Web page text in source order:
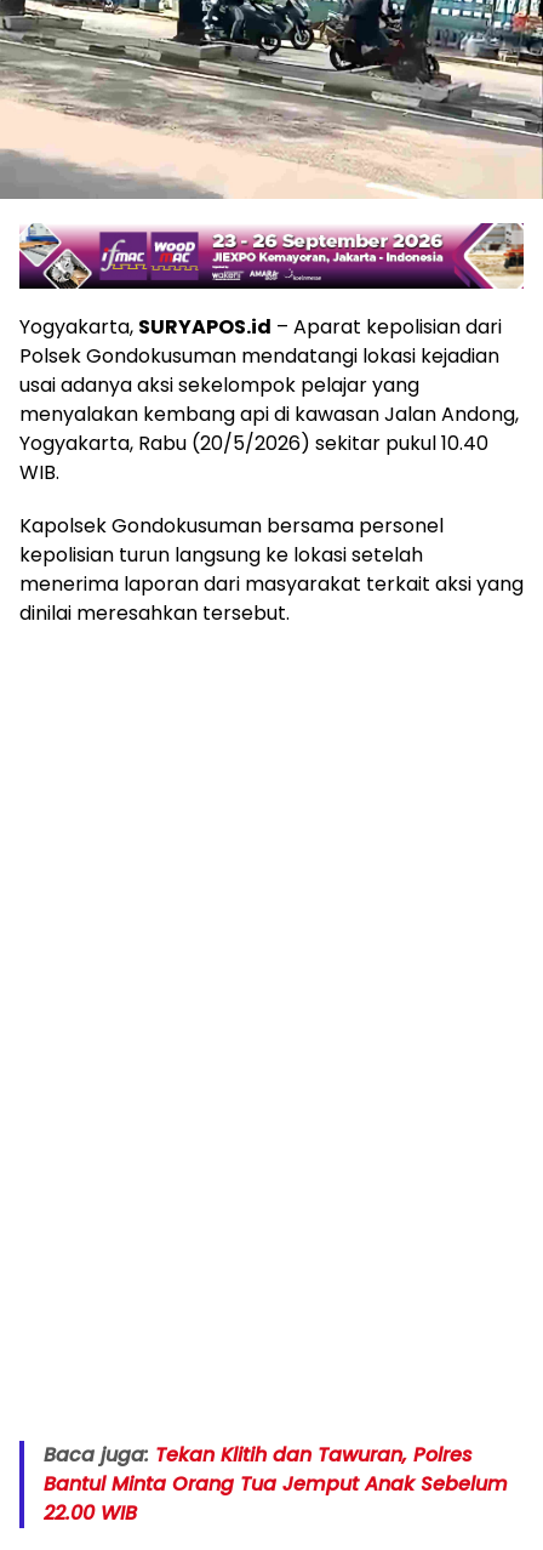
Yogyakarta, SURYAPOS.id – Aparat kepolisian dari
Polsek Gondokusuman mendatangi lokasi kejadian
usai adanya aksi sekelompok pelajar yang
menyalakan kembang api di kawasan Jalan Andong,
Yogyakarta, Rabu (20/5/2026) sekitar pukul 10.40
WIB.
Kapolsek Gondokusuman bersama personel
kepolisian turun langsung ke lokasi setelah
menerima laporan dari masyarakat terkait aksi yang
dinilai meresahkan tersebut.
Baca juga: Tekan Klitih dan Tawuran, Polres
Bantul Minta Orang Tua Jemput Anak Sebelum
22.00 WIB